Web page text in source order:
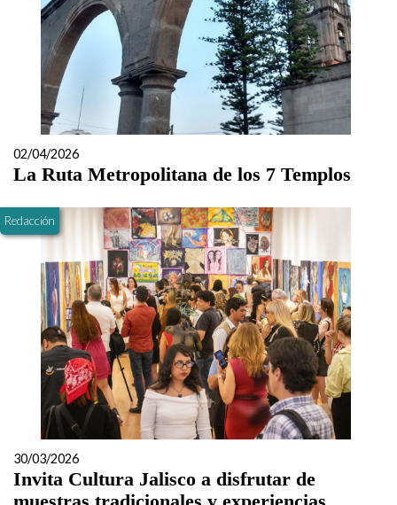
02/04/2026
La Ruta Metropolitana de los 7 Templos
Redacción
30/03/2026
Invita Cultura Jalisco a disfrutar de